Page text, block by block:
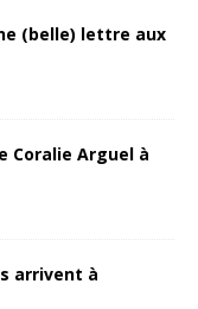
(belle) lettre aux
Coralie Arguel à
arrivent à